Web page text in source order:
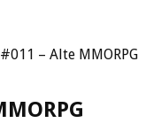
– Alte MMORPG